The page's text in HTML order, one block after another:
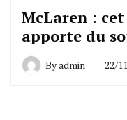
McLaren :
apporte du
Byadmin 22/